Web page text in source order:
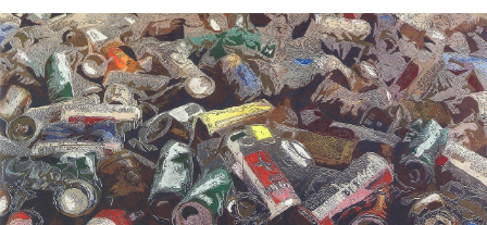
Artist Ock Jinhwa ｜옥진화 작가
옥진화